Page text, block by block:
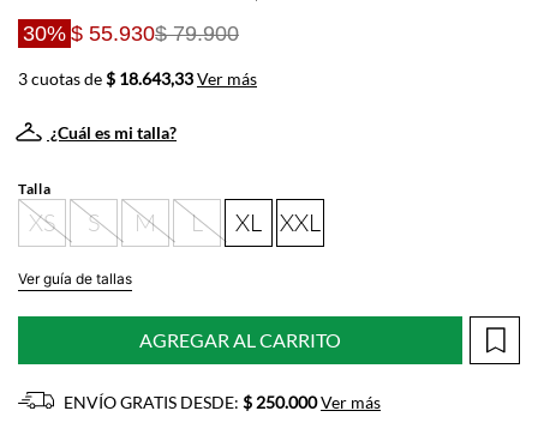
30% $ 55.930$ 79.900
3 cuotas de$ 18.643,33Ver más
¿Cuál es mi talla?
Talla
XS S M L XL XXL
Ver guía de tallas
AGREGAR AL CARRITO
ENVÍO GRATIS DESDE: $ 250.000Ver más